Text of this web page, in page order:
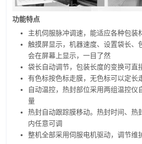
功能特点
主机伺服脉冲调速，能适应各种包装
触摸屏显示，机器速度、设置袋长、
会在屏幕上显示，一目了然
袋长自动调节，包装长度的变换可直
有色标按色标走膜，无色标可以定长
自动温控，热封部位采用两组温控仪
量
热封自动跟踪膜移动。热封时间、热
内任意可调
整机全部采用伺服电机驱动，调节维